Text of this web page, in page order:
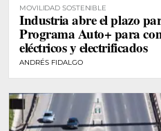
MOVILIDAD SOSTENIBLE
Industria abre el plazo
Programa Auto+ para
eléctricos y electrificados
ANDRÉS FIDALGO